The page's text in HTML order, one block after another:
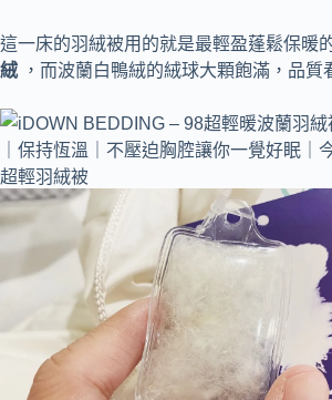
這一床的羽絨被用的就是最輕盈蓬鬆保暖
絨，而波蘭白鴨絨的絨球大顆飽滿，品質